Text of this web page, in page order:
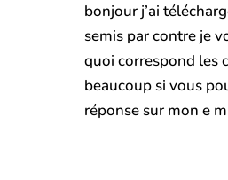
bonjour j’ai
semis par contre je
quoi correspond les
beaucoup si vous
réponse sur mon e